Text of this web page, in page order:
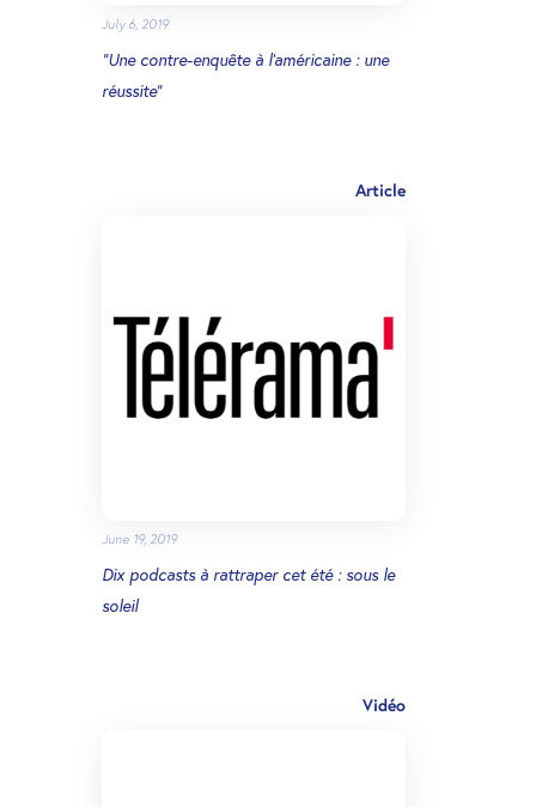
July 6, 2019
"Une contre-enquête à l’américaine : une
réussite"
Article
June 19, 2019
Dix podcasts à rattraper cet été : sous le
soleil
Vidéo